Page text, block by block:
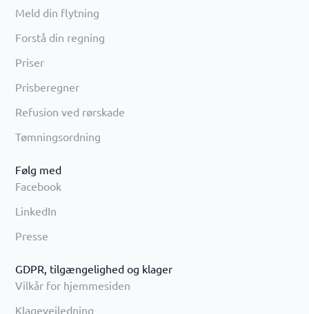
Meld din flytning
Forstå din regning
Priser
Prisberegner
Refusion ved rørskade
Tømningsordning
Følg med
Facebook
LinkedIn
Presse
GDPR, tilgængelighed og klager
Vilkår for hjemmesiden
Klagevejledning